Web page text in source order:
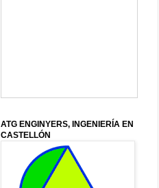
ATG ENGINYERS, INGENIERÍA EN
CASTELLÓN